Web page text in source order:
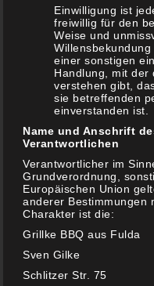
mal nur so
Einwilligung ist
freiwillig für den
Weise und
einer sonstigen
Handlung, mit der
verstehen gibt,
sie betreffenden
einverstanden ist.
Name und Anschrift
Verantwortlichen
Verantwortlicher im
Grundverordnung,
Europäischen Union
anderer Bestimmungen
Charakter ist die:
Grillke BBQ aus Fulda
Sven Gilke
Schlitzer Str. 75